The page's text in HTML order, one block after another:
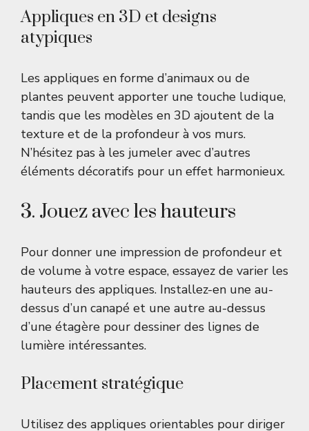
Appliques en 3D et designs
atypiques
Les appliques en forme d’animaux ou de
plantes peuvent apporter une touche ludique,
tandis que les modèles en 3D ajoutent de la
texture et de la profondeur à vos murs.
N’hésitez pas à les jumeler avec d’autres
éléments décoratifs pour un effet harmonieux.
3. Jouez avec les hauteurs
Pour donner une impression de profondeur et
de volume à votre espace, essayez de varier les
hauteurs des appliques. Installez-en une au-
dessus d’un canapé et une autre au-dessus
d’une étagère pour dessiner des lignes de
lumière intéressantes.
Placement stratégique
Utilisez des appliques orientables pour diriger